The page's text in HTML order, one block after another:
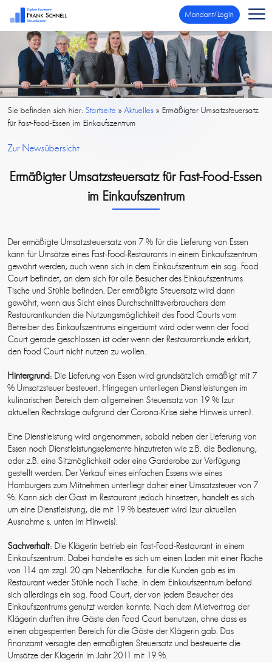
Mandant/Login
Sie befinden sich hier:Startseite »Aktuelles »Ermäßigter Umsatzsteuersatz
für Fast-Food-Essen im Einkaufszentrum
Zur Newsübersicht
Ermäßigter Umsatzsteuersatz für Fast-Food-Essen
im Einkaufszentrum
Der ermäßigte Umsatzsteuersatz von 7 % für die Lieferung von Essen
kann für Umsätze eines Fast-Food-Restaurants in einem Einkaufszentrum
gewährt werden, auch wenn sich in dem Einkaufszentrum ein sog. Food
Court befindet, an dem sich für alle Besucher des Einkaufszentrums
Tische und Stühle befinden. Der ermäßigte Steuersatz wird dann
gewährt, wenn aus Sicht eines Durchschnittsverbrauchers dem
Restaurantkunden die Nutzungsmöglichkeit des Food Courts vom
Betreiber des Einkaufszentrums eingeräumt wird oder wenn der Food
Court gerade geschlossen ist oder wenn der Restaurantkunde erklärt,
den Food Court nicht nutzen zu wollen.
Hintergrund: Die Lieferung von Essen wird grundsätzlich ermäßigt mit 7
% Umsatzsteuer besteuert. Hingegen unterliegen Dienstleistungen im
kulinarischen Bereich dem allgemeinen Steuersatz von 19 % (zur
aktuellen Rechtslage aufgrund der Corona-Krise siehe Hinweis unten).
Eine Dienstleistung wird angenommen, sobald neben der Lieferung von
Essen noch Dienstleistungselemente hinzutreten wie z.B. die Bedienung,
oder z.B. eine Sitzmöglichkeit oder eine Garderobe zur Verfügung
gestellt werden. Der Verkauf eines einfachen Essens wie eines
Hamburgers zum Mitnehmen unterliegt daher einer Umsatzsteuer von 7
%. Kann sich der Gast im Restaurant jedoch hinsetzen, handelt es sich
um eine Dienstleistung, die mit 19 % besteuert wird (zur aktuellen
Ausnahme s. unten im Hinweis).
Sachverhalt: Die Klägerin betrieb ein Fast-Food-Restaurant in einem
Einkaufszentrum. Dabei handelte es sich um einen Laden mit einer Fläche
von 114 qm zzgl. 20 qm Nebenfläche. Für die Kunden gab es im
Restaurant weder Stühle noch Tische. In dem Einkaufszentrum befand
sich allerdings ein sog. Food Court, der von jedem Besucher des
Einkaufszentrums genutzt werden konnte. Nach dem Mietvertrag der
Klägerin durften ihre Gäste den Food Court benutzen, ohne dass es
einen abgesperrten Bereich für die Gäste der Klägerin gab. Das
Finanzamt versagte den ermäßigten Steuersatz und besteuerte die
Umsätze der Klägerin im Jahr 2011 mit 19 %.